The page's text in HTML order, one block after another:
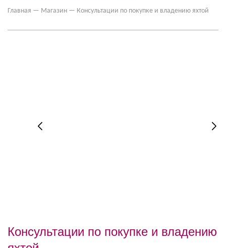
Главная — Магазин — Консультации по покупке и владению яхтой
Консультации по покупке и владению